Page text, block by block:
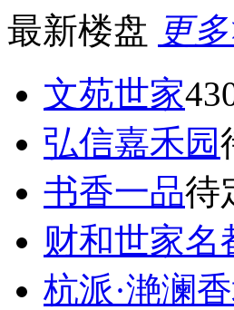
最新楼盘 更
文苑世家
弘信嘉禾园
书香一品待
财和世家名
杭派·滟澜